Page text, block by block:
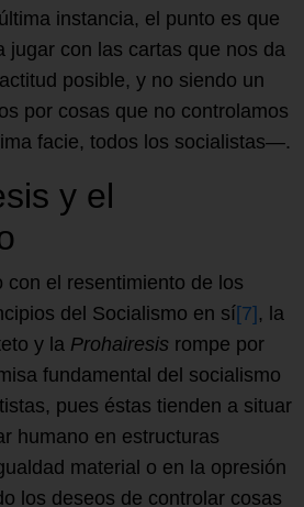
instancia, el punto es que
jugar con las cartas que nos da
posible, y no siendo un
por cosas que no controlamos
facie, todos los socialistas—.
y el
con el resentimiento de los
del Socialismo en sí[7], la
y la Prohairesis rompe por
fundamental del socialismo
pues éstas tienden a situar
humano en estructuras
material o en la opresión
los deseos de controlar cosas